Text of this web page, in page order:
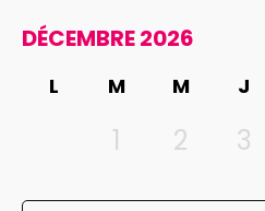
DÉCEMBRE 2026
L M M J
1 2 3